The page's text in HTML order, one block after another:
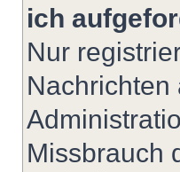
ich
Nur
Nachrichten
Missbrauch